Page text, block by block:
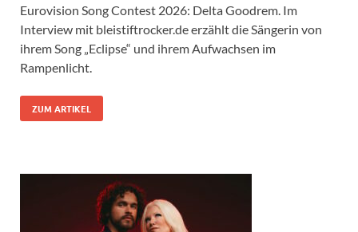
Eurovision Song Contest 2026: Delta Goodrem. Im
Interview mit bleistiftrocker.de erzählt die Sängerin von
ihrem Song „Eclipse“ und ihrem Aufwachsen im
Rampenlicht.
ZUM ARTIKEL